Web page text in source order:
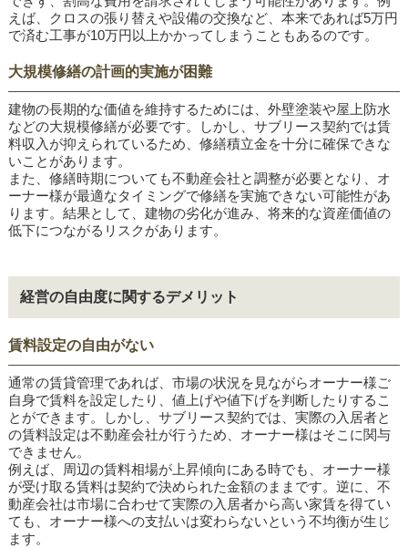
えば、クロスの張り替えや設備の交換など、本来であれば5万円
で済む工事が10万円以上かかってしまうこともあるのです。
大規模修繕の計画的実施が困難
建物の長期的な価値を維持するためには、外壁塗装や屋上防水
などの大規模修繕が必要です。しかし、サブリース契約では賃
料収入が抑えられているため、修繕積立金を十分に確保できな
いことがあります。
また、修繕時期についても不動産会社と調整が必要となり、オ
ーナー様が最適なタイミングで修繕を実施できない可能性があ
ります。結果として、建物の劣化が進み、将来的な資産価値の
低下につながるリスクがあります。
経営の自由度に関するデメリット
賃料設定の自由がない
通常の賃貸管理であれば、市場の状況を見ながらオーナー様ご
自身で賃料を設定したり、値上げや値下げを判断したりするこ
とができます。しかし、サブリース契約では、実際の入居者と
の賃料設定は不動産会社が行うため、オーナー様はそこに関与
できません。
例えば、周辺の賃料相場が上昇傾向にある時でも、オーナー様
が受け取る賃料は契約で決められた金額のままです。逆に、不
動産会社は市場に合わせて実際の入居者から高い家賃を得てい
ても、オーナー様への支払いは変わらないという不均衡が生じ
ます。